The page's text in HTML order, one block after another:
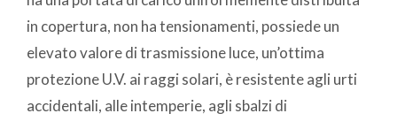
in copertura, non ha tensionamenti, possiede un
elevato valore di trasmissione luce, un’ottima
protezione U.V. ai raggi solari, è resistente agli urti
accidentali, alle intemperie, agli sbalzi di